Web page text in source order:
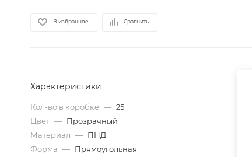
В избранное Сравнить
Характеристики
Кол-во в коробке — 25
Цвет — Прозрачный
Материал — ПНД
Форма — Прямоугольная